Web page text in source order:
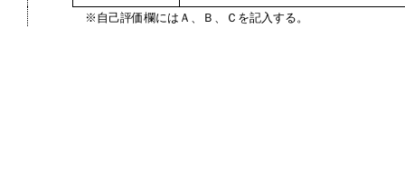
※自己評価欄にはＡ、Ｂ、Ｃを記入する。